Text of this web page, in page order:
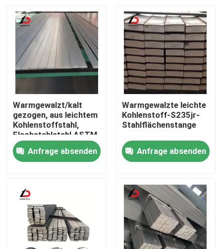
Produkte
Videos
Warmgewalzt/kalt
gezogen, aus leichtem
Kohlenstoffstahl,
Flachstahlstahl ASTM
A29 A36 C20 C45
1008 42CrMo 4140
1045 St37 Ss400
Anfrage absenden
Warmgewalzte leichte
Kohlenstoff-S235jr-
Stahlflächenstange
Anfrage absenden